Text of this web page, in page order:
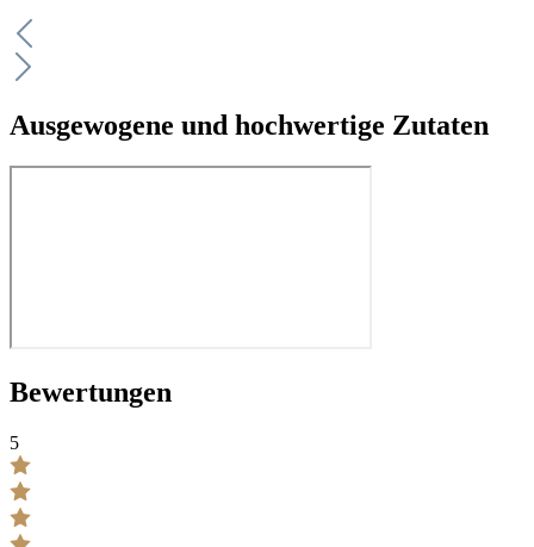
Ausgewogene und hochwertige Zutaten
Bewertungen
5